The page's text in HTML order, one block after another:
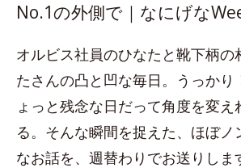
No.1の外側で｜なにげな
オルビス社員のひなたと靴下柄の
たさんの凸と凹な毎日。うっかり
ょっと残念な日だって角度を変え
る。そんな瞬間を捉えた、ほぼノ
なお話を、週替わりでお送りしま